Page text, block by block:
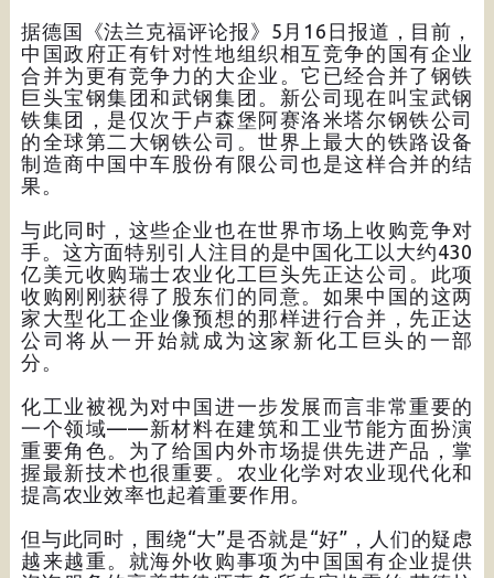
据德国《法兰克福评论报》5月16日报道，目前，
中国政府正有针对性地组织相互竞争的国有企业
合并为更有竞争力的大企业。它已经合并了钢铁
巨头宝钢集团和武钢集团。新公司现在叫宝武钢
铁集团，是仅次于卢森堡阿赛洛米塔尔钢铁公司
的全球第二大钢铁公司。世界上最大的铁路设备
制造商中国中车股份有限公司也是这样合并的结
果。
与此同时，这些企业也在世界市场上收购竞争对
手。这方面特别引人注目的是中国化工以大约430
亿美元收购瑞士农业化工巨头先正达公司。此项
收购刚刚获得了股东们的同意。如果中国的这两
家大型化工企业像预想的那样进行合并，先正达
公司将从一开始就成为这家新化工巨头的一部
分。
化工业被视为对中国进一步发展而言非常重要的
一个领域——新材料在建筑和工业节能方面扮演
重要角色。为了给国内外市场提供先进产品，掌
握最新技术也很重要。农业化学对农业现代化和
提高农业效率也起着重要作用。
但与此同时，围绕“大”是否就是“好”，人们的疑虑
越来越重。就海外收购事项为中国国有企业提供